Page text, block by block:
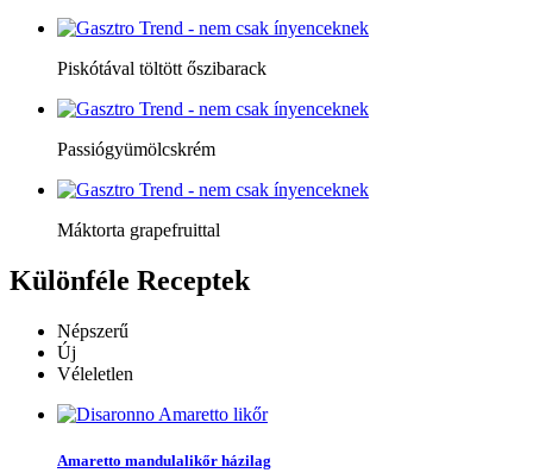
Piskótával töltött őszibarack
Passiógyümölcskrém
Máktorta grapefruittal
Különféle Receptek
Népszerű
Új
Véleletlen
Amaretto mandulalikőr házilag